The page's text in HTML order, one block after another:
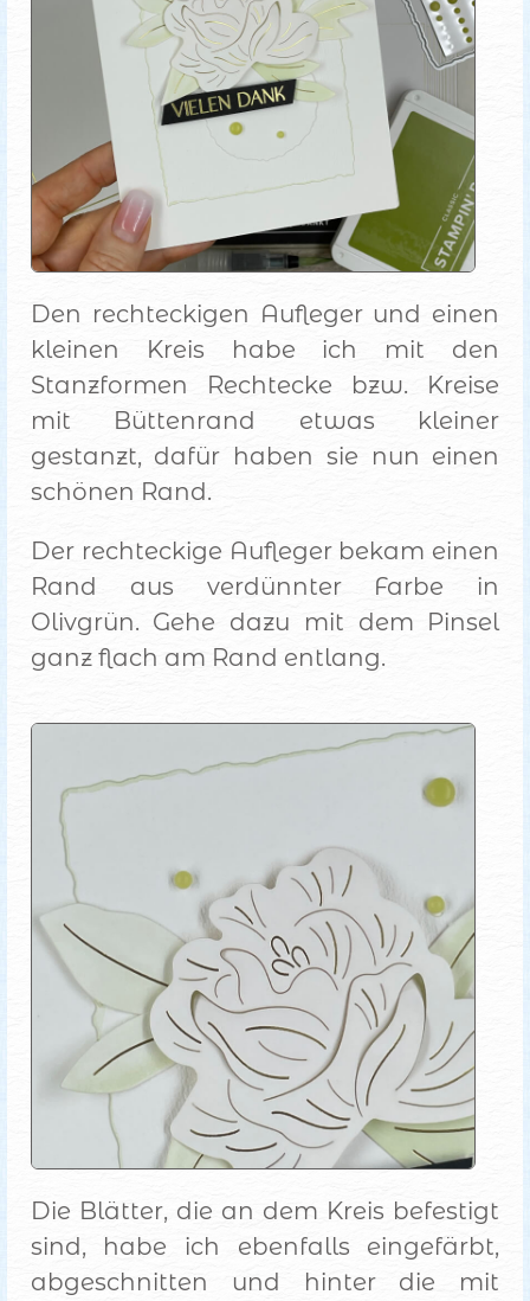
Den rechteckigen Aufleger und einen
kleinen Kreis habe ich mit den
Stanzformen Rechtecke bzw. Kreise
mit Büttenrand etwas kleiner
gestanzt, dafür haben sie nun einen
schönen Rand.
Der rechteckige Aufleger bekam einen
Rand aus verdünnter Farbe in
Olivgrün. Gehe dazu mit dem Pinsel
ganz flach am Rand entlang.
Die Blätter, die an dem Kreis befestigt
sind, habe ich ebenfalls eingefärbt,
abgeschnitten und hinter die mit